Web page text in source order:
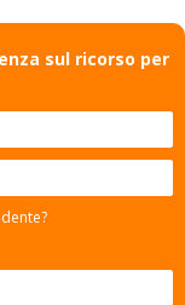
sul ricorso per